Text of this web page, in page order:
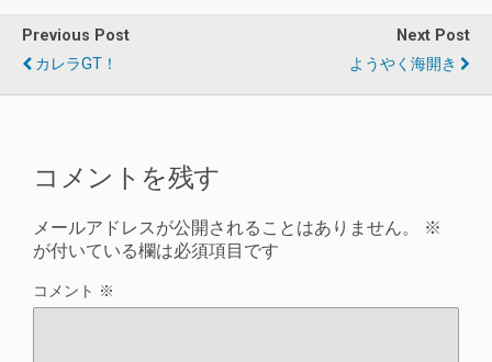
Previous Post
カレラGT！
Next Post
ようやく海開き
コメントを残す
メールアドレスが公開されることはありません。
※
が付いている欄は必須項目です
コメント ※